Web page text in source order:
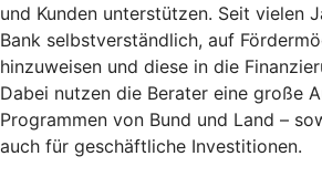
und Kunden unterstützen. Seit vielen
Bank selbstverständlich, auf
hinzuweisen und diese in die
Dabei nutzen die Berater eine große
Programmen von Bund und Land –
auch für geschäftliche Investitionen.